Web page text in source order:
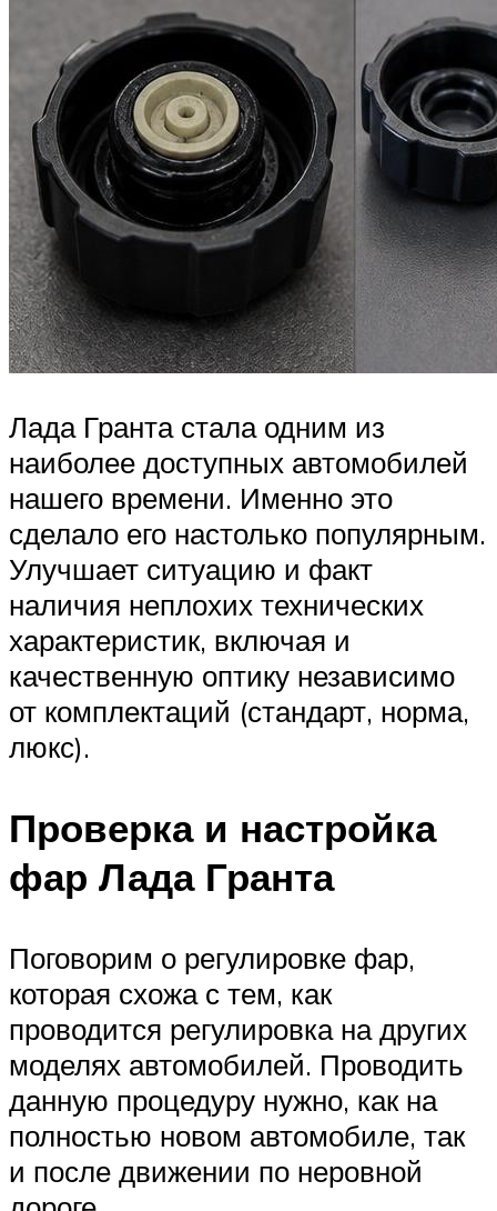
Лада Гранта стала одним из
наиболее доступных автомобилей
нашего времени. Именно это
сделало его настолько популярным.
Улучшает ситуацию и факт
наличия неплохих технических
характеристик, включая и
качественную оптику независимо
от комплектаций (стандарт, норма,
люкс).
Проверка и настройка
фар Лада Гранта
Поговорим о регулировке фар,
которая схожа с тем, как
проводится регулировка на других
моделях автомобилей. Проводить
данную процедуру нужно, как на
полностью новом автомобиле, так
и после движении по неровной